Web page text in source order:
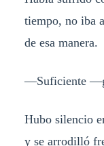
tiempo, no iba
de esa manera.
—Suficiente
Hubo silencio
y se arrodilló